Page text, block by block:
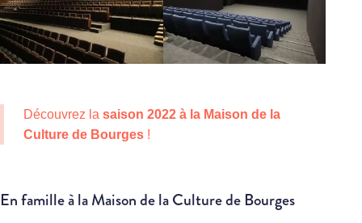
Découvrez la saison 2022 à la Maison de la
Culture de Bourges !
En famille à la Maison de la Culture de Bourges